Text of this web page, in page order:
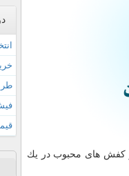
كفش های محبوب در یك